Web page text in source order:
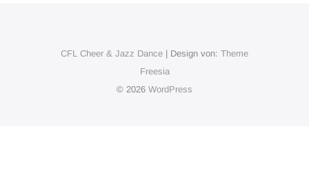
CFL Cheer & Jazz Dance | Design von: Theme
Freesia
© 2026 WordPress